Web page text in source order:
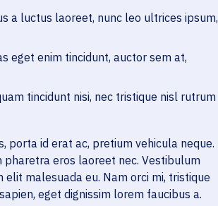
a luctus laoreet, nunc leo ultrices ipsum,
eget enim tincidunt, auctor sem at,
tincidunt nisi, nec tristique nisl rutrum
porta id erat ac, pretium vehicula neque.
pharetra eros laoreet nec. Vestibulum
malesuada eu. Nam orci mi, tristique
eget dignissim lorem faucibus a.